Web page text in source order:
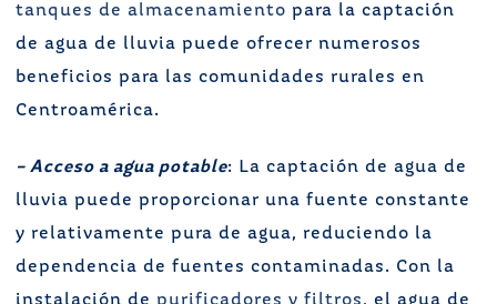
tanques de almacenamiento para la captación
de agua de lluvia puede ofrecer numerosos
beneficios para las comunidades rurales en
Centroamérica.
– Acceso a agua potable: La captación de agua de
lluvia puede proporcionar una fuente constante
y relativamente pura de agua, reduciendo la
dependencia de fuentes contaminadas. Con la
instalación de purificadores y filtros, el agua de